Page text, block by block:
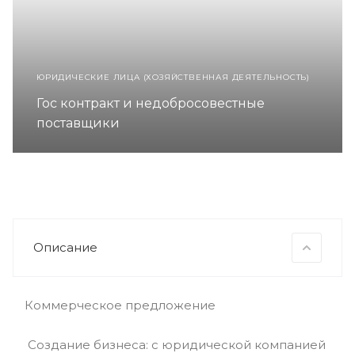
ЮРИДИЧЕСКИЕ ЛИЦА (ХОЗЯЙСТВЕННАЯ ДЕЯТЕЛЬНОСТЬ)
Гос контракт и недобросовестные
поставщики
Описание
Коммерческое предложение
Создание бизнеса: с юридической компанией